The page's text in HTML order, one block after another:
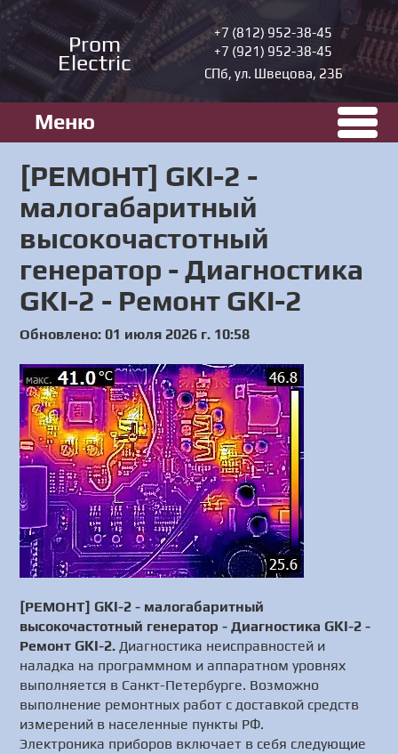
Prom
Electric
+7 (812) 952-38-45
+7 (921) 952-38-45
СПб, ул. Швецова, 23Б
Меню
[РЕМОНТ] GKI-2 -
малогабаритный
высокочастотный
генератор - Диагностика
GKI-2 - Ремонт GKI-2
Обновлено: 01 июля 2026 г. 10:58
[РЕМОНТ] GKI-2 - малогабаритный
высокочастотный генератор - Диагностика GKI-2 -
Ремонт GKI-2. Диагностика неисправностей и
наладка на программном и аппаратном уровнях
выполняется в Санкт-Петербурге. Возможно
выполнение ремонтных работ с доставкой средств
измерений в населенные пункты РФ.
Электроника приборов включает в себя следующие